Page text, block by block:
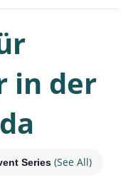
in der
Series (See All)